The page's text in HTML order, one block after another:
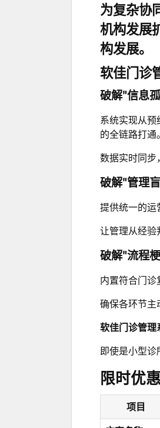
为复杂协
机构发展
构发展。
软佳门诊
破解"信息
系统实现从
的全链路打通。
数据实时同步
破解"管理
提供统一的运
让管理从经验
破解"流程
内置符合门
确保各环节主
软佳门诊管理
即使是小型诊
限时优
项目